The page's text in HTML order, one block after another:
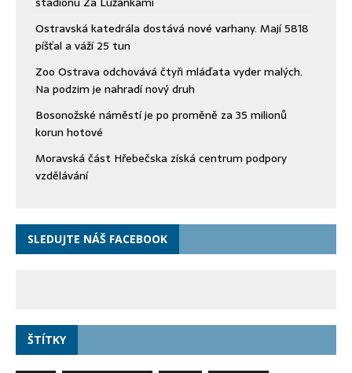
Ostravská katedrála dostává nové varhany. Mají 5818
píšťal a váží 25 tun
Zoo Ostrava odchovává čtyři mláďata vyder malých.
Na podzim je nahradí nový druh
Bosonožské náměstí je po proměně za 35 milionů
korun hotové
Moravská část Hřebečska získá centrum podpory
vzdělávání
SLEDUJTE NÁŠ FACEBOOK
ŠTÍTKY